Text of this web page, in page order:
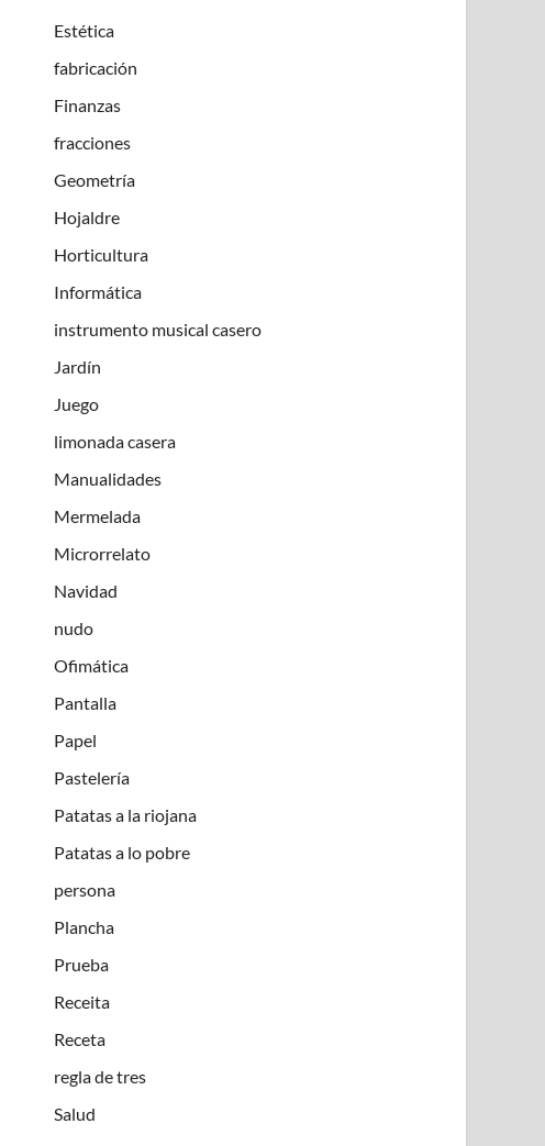
Estética
fabricación
Finanzas
fracciones
Geometría
Hojaldre
Horticultura
Informática
instrumento musical casero
Jardín
Juego
limonada casera
Manualidades
Mermelada
Microrrelato
Navidad
nudo
Ofimática
Pantalla
Papel
Pastelería
Patatas a la riojana
Patatas a lo pobre
persona
Plancha
Prueba
Receita
Receta
regla de tres
Salud